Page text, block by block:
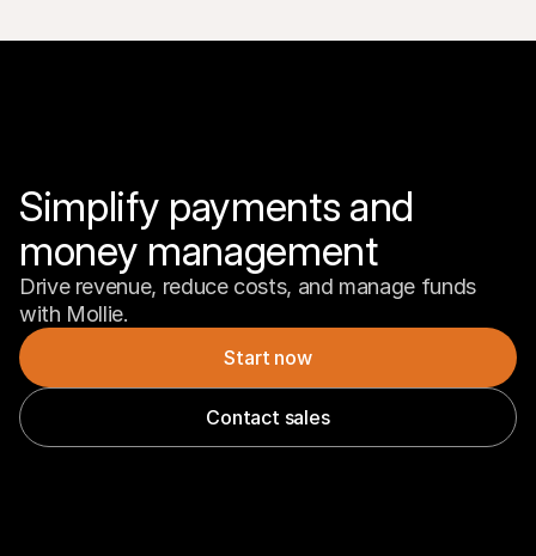
Simplify payments and
money management
Drive revenue, reduce costs, and manage funds
with Mollie.
Start now
Contact sales